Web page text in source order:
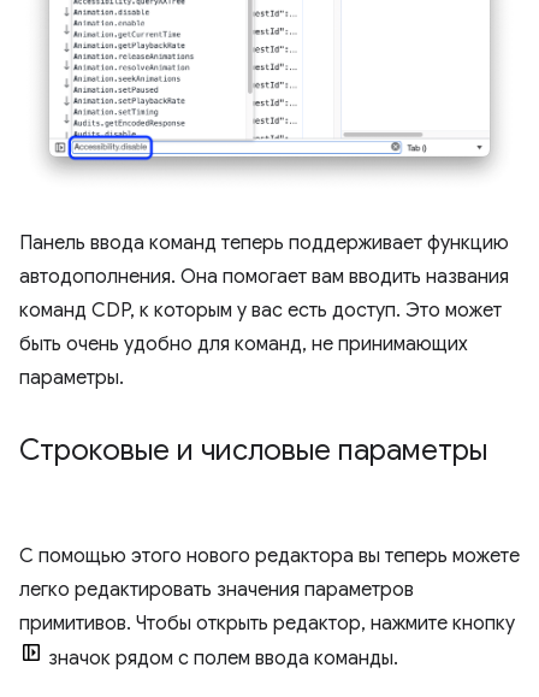
Панель ввода команд теперь поддерживает функцию
автодополнения. Она помогает вам вводить названия
команд CDP, к которым у вас есть доступ. Это может
быть очень удобно для команд, не принимающих
параметры.
Строковые и числовые параметры
С помощью этого нового редактора вы теперь можете
легко редактировать значения параметров
примитивов. Чтобы открыть редактор, нажмите кнопку
значок рядом с полем ввода команды.